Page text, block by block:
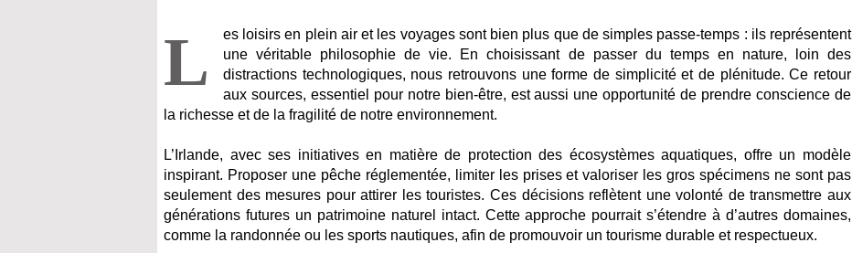
L
es loisirs en plein air et les voyages sont bien plus que de simples passe-temps : ils représentent
une véritable philosophie de vie. En choisissant de passer du temps en nature, loin des
distractions technologiques, nous retrouvons une forme de simplicité et de plénitude. Ce retour
aux sources, essentiel pour notre bien-être, est aussi une opportunité de prendre conscience de
la richesse et de la fragilité de notre environnement.
L’Irlande, avec ses initiatives en matière de protection des écosystèmes aquatiques, offre un modèle
inspirant. Proposer une pêche réglementée, limiter les prises et valoriser les gros spécimens ne sont pas
seulement des mesures pour attirer les touristes. Ces décisions reflètent une volonté de transmettre aux
générations futures un patrimoine naturel intact. Cette approche pourrait s’étendre à d’autres domaines,
comme la randonnée ou les sports nautiques, afin de promouvoir un tourisme durable et respectueux.